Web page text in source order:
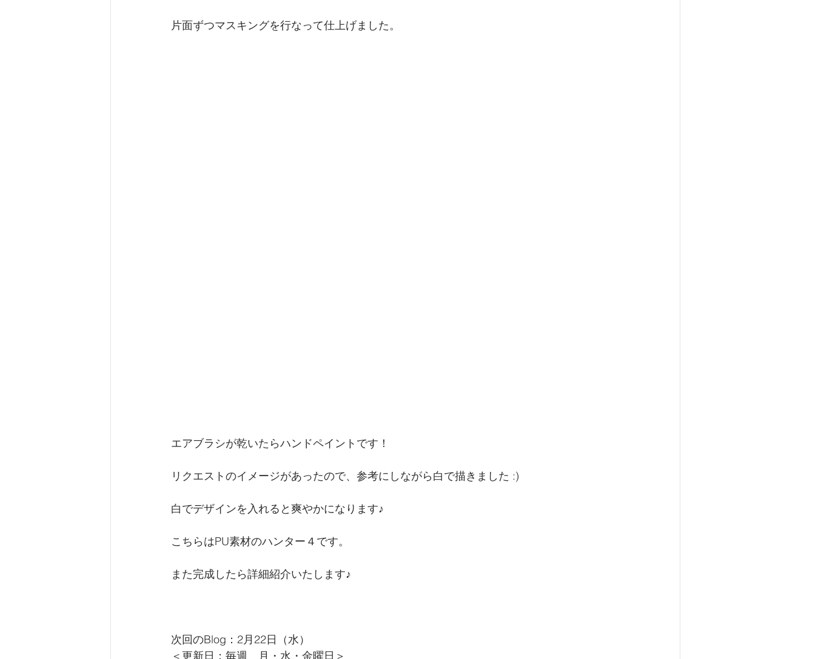
片面ずつマスキングを行なって仕上げました。
エアブラシが乾いたらハンドペイントです！
リクエストのイメージがあったので、参考にしながら白で描きました :)
白でデザインを入れると爽やかになります♪
こちらはPU素材のハンター４です。
また完成したら詳細紹介いたします♪
次回のBlog：2月22日（水）
＜更新日：毎週　月・水・金曜日＞